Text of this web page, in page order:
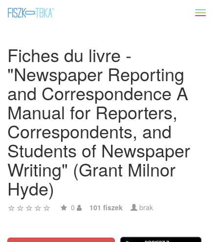
Fiches du livre -
"Newspaper Reporting
and Correspondence A
Manual for Reporters,
Correspondents, and
Students of Newspaper
Writing" (Grant Milnor
Hyde)
0 101 fiszek brak